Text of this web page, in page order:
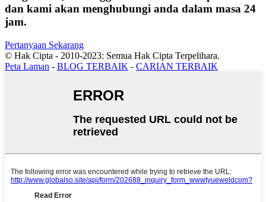
dan kami akan menghubungi anda dalam masa 24
jam.
Pertanyaan Sekarang
© Hak Cipta - 2010-2023: Semua Hak Cipta Terpelihara.
Peta Laman - BLOG TERBAIK - CARIAN TERBAIK